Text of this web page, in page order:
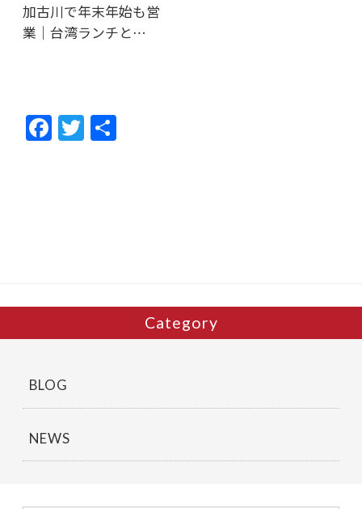
加古川で年末年始も営
業｜台湾ランチと…
F
ac
T
w
Category
BLOG
NEWS